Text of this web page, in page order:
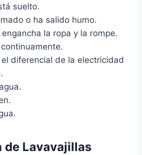
suelto.
o ha salido humo.
la ropa y la rompe.
diferencial de la electricidad
de Lavavajillas